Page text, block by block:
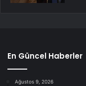
En Güncel Haberler
Ağustos 9, 2026